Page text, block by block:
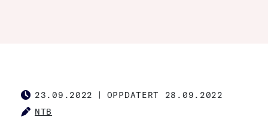
PUBLISHED
23.09.2022 OPPDATERT 28.09.2022
AUTHOR
NTB